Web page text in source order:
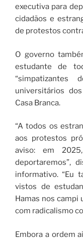
executiva para
cidadãos e
de protestos
O governo
estudante de
“simpatizantes
universitários
Casa Branca.
“A todos os
aos protestos
aviso: em
deportaremos”,
informativo. “Eu
vistos de
Hamas nos
com radicalismo
Embora a ordem